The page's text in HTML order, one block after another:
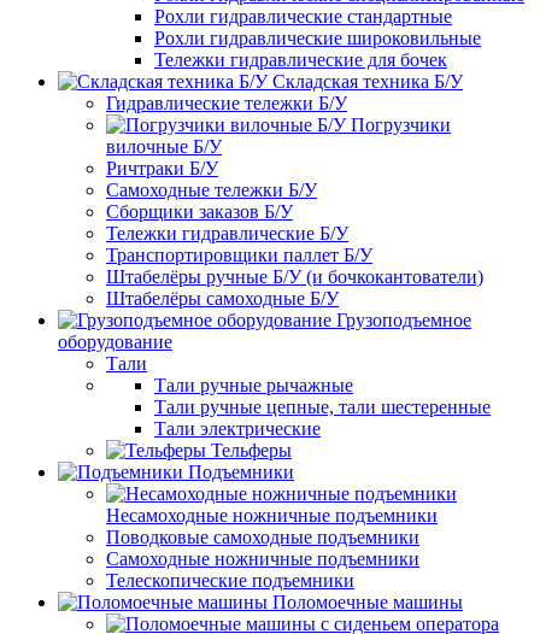
Рохли гидравлические стандартные
Рохли гидравлические широковильные
Тележки гидравлические для бочек
Складская техника Б/У
Гидравлические тележки Б/У
Погрузчики
вилочные Б/У
Ричтраки Б/У
Самоходные тележки Б/У
Сборщики заказов Б/У
Тележки гидравлические Б/У
Транспортировщики паллет Б/У
Штабелёры ручные Б/У (и бочкокантователи)
Штабелёры самоходные Б/У
Грузоподъемное
оборудование
Тали
Тали ручные рычажные
Тали ручные цепные, тали шестеренные
Тали электрические
Тельферы
Подъемники
Несамоходные ножничные подъемники
Поводковые самоходные подъемники
Самоходные ножничные подъемники
Телескопические подъемники
Поломоечные машины